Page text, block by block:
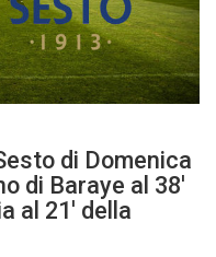
di Domenica
di Baraye al 38′
al 21′ della